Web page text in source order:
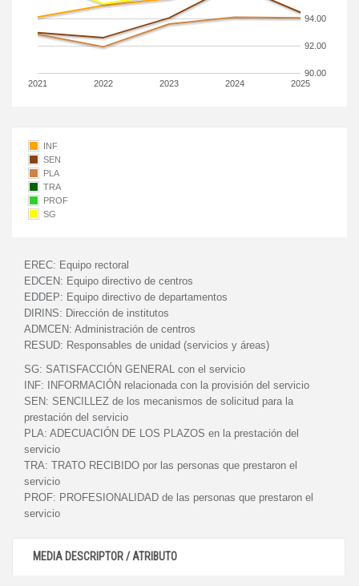
2021 2022 2023 2024 2025
90.00
92.00
94.00
INF
SEN
PLA
TRA
PROF
SG
EREC: Equipo rectoral
EDCEN: Equipo directivo de centros
EDDEP: Equipo directivo de departamentos
DIRINS: Dirección de institutos
ADMCEN: Administración de centros
RESUD: Responsables de unidad (servicios y áreas)
SG: SATISFACCIÓN GENERAL con el servicio
INF:
INFORMACIÓN relacionada con la provisión del servicio
SEN: SENCILLEZ de los mecanismos de solicitud para la
prestación del servicio
PLA: ADECUACIÓN DE LOS PLAZOS en la prestación del
servicio
TRA: TRATO RECIBIDO por las personas que prestaron el
servicio
PROF: PROFESIONALIDAD de las personas que prestaron el
servicio
MEDIA DESCRIPTOR / ATRIBUTO